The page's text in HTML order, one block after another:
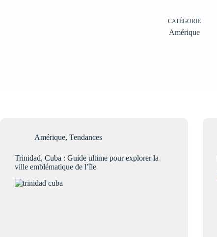
CATÉGORIE
Amérique
Amérique, Tendances
Trinidad, Cuba : Guide ultime pour explorer la
ville emblématique de l’île